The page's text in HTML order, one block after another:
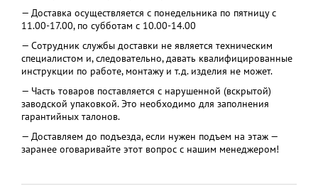
— Доставка осуществляется с понедельника по пятницу с
11.00-17.00, по субботам с 10.00-14.00
— Сотрудник службы доставки не является техническим
специалистом и, следовательно, давать квалифицированные
инструкции по работе, монтажу и т.д. изделия не может.
— Часть товаров поставляется с нарушенной (вскрытой)
заводской упаковкой. Это необходимо для заполнения
гарантийных талонов.
— Доставляем до подъезда, если нужен подъем на этаж —
заранее оговаривайте этот вопрос с нашим менеджером!